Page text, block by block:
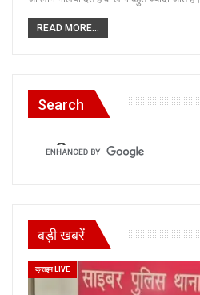
READ MORE...
Search
बड़ी खबरें
क्राइम LIVE